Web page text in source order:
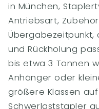
in München,
Antriebsart,
Übergabezeitpunkt,
und Rückholung
bis etwa 3 Tonnen
Anhänger oder
größere Klassen
Schwerlaststapler